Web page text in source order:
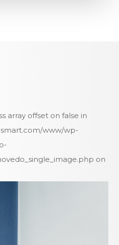
array offset on false in
www/wp-
on